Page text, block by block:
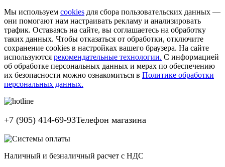
Мы используем cookies для сбора пользовательских данных —
они помогают нам настраивать рекламу и анализировать
трафик. Оставаясь на сайте, вы соглашаетесь на обработку
таких данных. Чтобы отказаться от обработки, отключите
сохранение cookies в настройках вашего браузера. На сайте
используются рекомендательные технологии. С информацией
об обработке персональных данных и мерах по обеспечению
их безопасности можно ознакомиться в Политике обработки
персональных данных.
+7 (905) 414-69-93Телефон магазина
Наличный и безналичный расчет с НДС